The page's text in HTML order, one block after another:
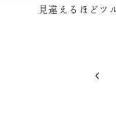
見違えるほどツ